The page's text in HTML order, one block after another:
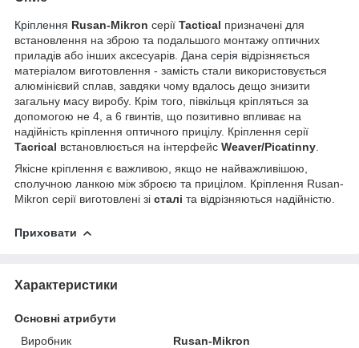
Кріплення Rusan-Mikron серії Tactical призначені для
встановлення на зброю та подальшого монтажу оптичних
приладів або інших аксесуарів. Дана серія відрізняється
матеріалом виготовлення - замість стали використовується
алюмінієвий сплав, завдяки чому вдалось дещо знизити
загальну масу виробу. Крім того, півкільця кріпляться за
допомогою не 4, а 6 гвинтів, що позитивно впливає на
надійність кріплення оптичного прицілу. Кріплення серії
Tacrical встановлюється на інтерфейс Weaver/Picatinny
Якісне кріплення є важливою, якщо не найважливішою,
сполучною ланкою між зброєю та прицілом. Кріплення Rusan-
Mikron серії виготовлені зі сталі та відрізняються надійністю.
Приховати
Характеристики
Основні атрибути
Виробник
Rusan-Mikron